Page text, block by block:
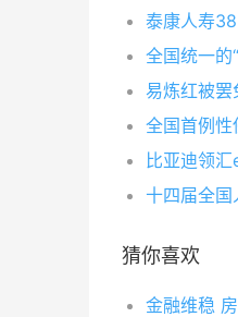
泰康人寿
全国统一的
易炼红被罢
全国首例性
比亚迪领
十四届全国
猜你喜欢
金融维稳